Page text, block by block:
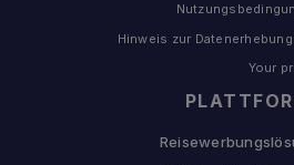
Hinweis zur
Your